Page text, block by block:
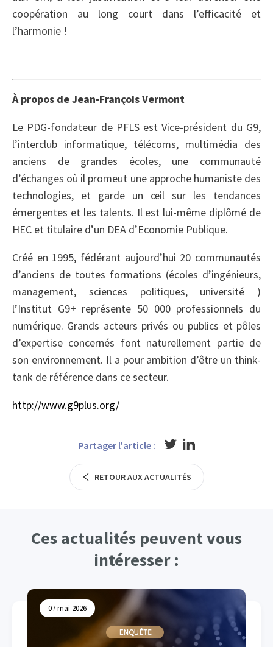
coopération au long court dans l’efficacité et
l’harmonie !
À propos de Jean-François Vermont
Le PDG-fondateur de PFLS est Vice-président du G9,
l’interclub informatique, télécoms, multimédia des
anciens de grandes écoles, une communauté
d’échanges où il promeut une approche humaniste des
technologies, et garde un œil sur les tendances
émergentes et les talents. Il est lui-même diplômé de
HEC et titulaire d’un DEA d’Economie Publique.
Créé en 1995, fédérant aujourd’hui 20 communautés
d’anciens de toutes formations (écoles d’ingénieurs,
management, sciences politiques, université )
l’Institut G9+ représente 50 000 professionnels du
numérique. Grands acteurs privés ou publics et pôles
d’expertise concernés font naturellement partie de
son environnement. Il a pour ambition d’être un think-
tank de référence dans ce secteur.
http://www.g9plus.org/
RETOUR AUX ACTUALITÉS
Partager l'article :
Ces actualités peuvent vous
intéresser :
07 mai 2026